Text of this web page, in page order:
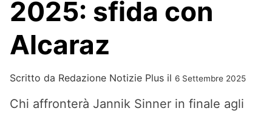
2025: sfida con
Alcaraz
Scritto da Redazione Notizie Plus il 6 Settembre 2025
Chi affronterà Jannik Sinner in finale agli